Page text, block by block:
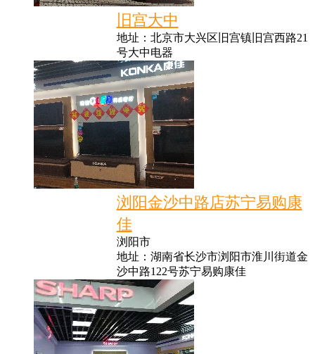
旧宫大中
地址：北京市大兴区旧宫镇旧宫西路21
号大中电器
浏阳金沙中路店苏宁易购康
佳
浏阳市
地址：湖南省长沙市浏阳市淮川街道金
沙中路122号苏宁易购康佳